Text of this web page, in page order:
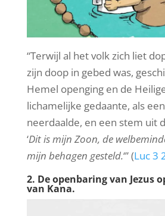
“Terwijl al het volk zich liet
zijn doop in gebed was,
Hemel openging en de
lichamelijke gedaante, als
neerdaalde, en een stem uit
‘Dit is mijn Zoon, de
mijn behagen gesteld.‘” (Luc 3
2. De openbaring van Jezus
van Kana.